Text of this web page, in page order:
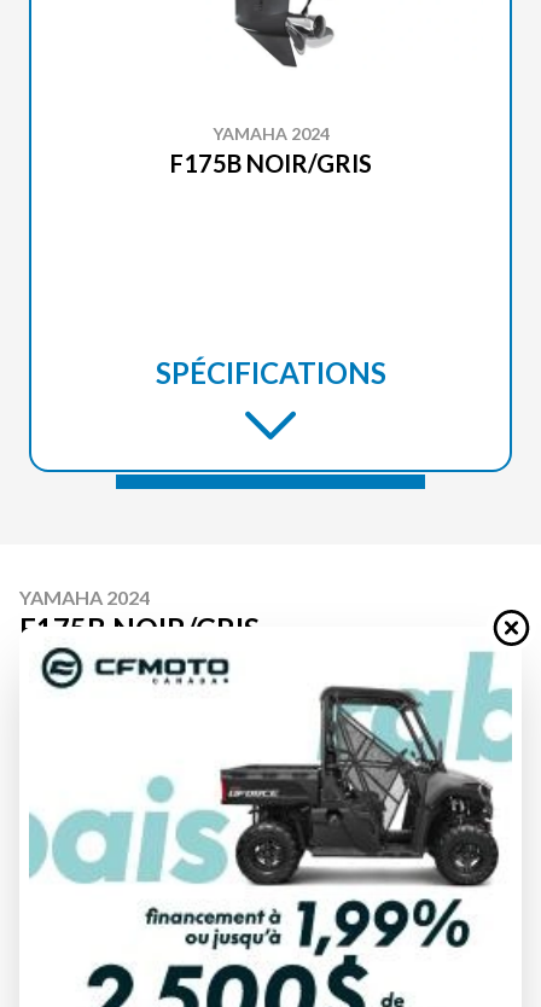
YAMAHA 2024
F175B NOIR/GRIS
SPÉCIFICATIONS
YAMAHA 2024
F175B NOIR/GRIS
À partir de
CALCULATRICE DE PAIEMENT